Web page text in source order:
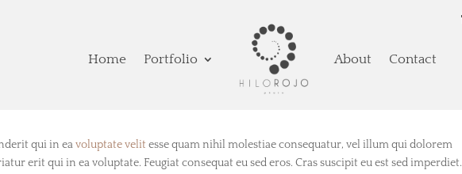
Home Portfolio About Contact
qui in eavoluptate velit esse quam nihil molestiae consequatur, vel illum qui dolorem
erit qui in ea voluptate. Feugiat consequat eu sed eros. Cras suscipit eu est sed imperdiet.